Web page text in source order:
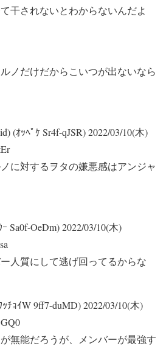
干されないとわからないんだよ
ノだけだからこいつが出ないなら
(ｵｯﾍﾟｹ Sr4f-qJSR)2022/03/10(木)
に対するヲタの嫌悪感はアンジャ
Sa0f-OeDm)2022/03/10(木)
人質にして逃げ回ってるからな
ﾁｮｲW 9ff7-duMD)2022/03/10(木)
無能だろうが、メンバーが最強す